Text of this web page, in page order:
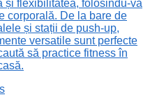
și flexibilitatea, folosindu-vă
corporală. De la bare de
și stații de push-up,
versatile sunt perfecte
să practice fitness în